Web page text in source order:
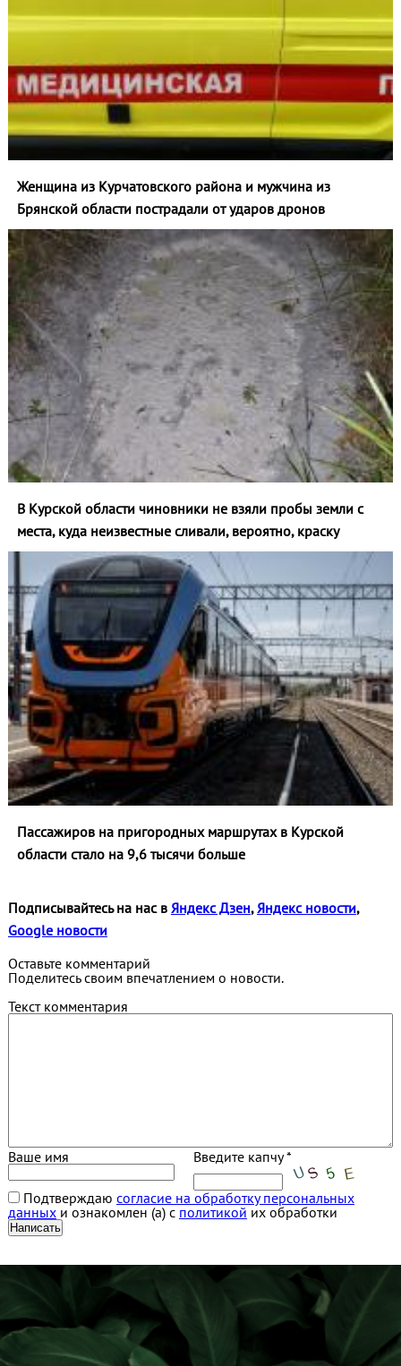
Женщина из Курчатовского района и мужчина из
Брянской области пострадали от ударов дронов
В Курской области чиновники не взяли пробы земли с
места, куда неизвестные сливали, вероятно, краску
Пассажиров на пригородных маршрутах в Курской
области стало на 9,6 тысячи больше
Подписывайтесь на нас в Яндекс Дзен,Яндекс новости,
Google новости
Оставьте комментарий
Поделитесь своим впечатлением о новости.
Текст комментария
Ваше имя Введите капчу *
Подтверждаю согласие на обработку персональных
данныхи ознакомлен (а) с политикой их обработки